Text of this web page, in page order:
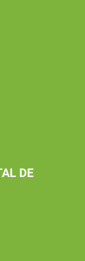
DE